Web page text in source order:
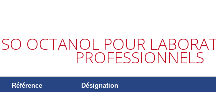
OCTANOL POUR
PROFESSIONNELS
Référence Désignation